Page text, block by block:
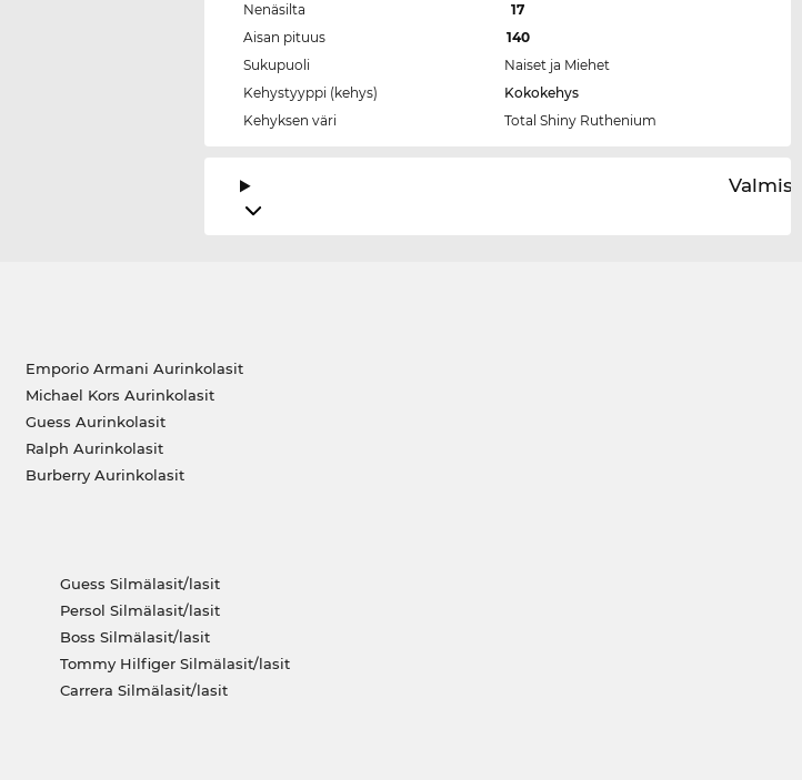
Nenäsilta
17
Aisan pituus
140
Sukupuoli
Naiset ja Miehet
Kehystyyppi (kehys)
Kokokehys
Kehyksen väri
Total Shiny Ruthenium
Emporio Armani Aurinkolasit
Michael Kors Aurinkolasit
Guess Aurinkolasit
Ralph Aurinkolasit
Burberry Aurinkolasit
Guess Silmälasit/lasit
Persol Silmälasit/lasit
Boss Silmälasit/lasit
Tommy Hilfiger Silmälasit/lasit
Carrera Silmälasit/lasit